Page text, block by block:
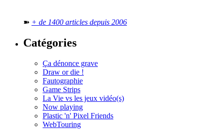
➽ + de 1400 articles depuis 2006
Catégories
Ça dénonce grave
Draw or die !
Fautographie
Game Strips
La Vie vs les jeux vidéo(s)
Now playing
Plastic 'n' Pixel Friends
WebTouring